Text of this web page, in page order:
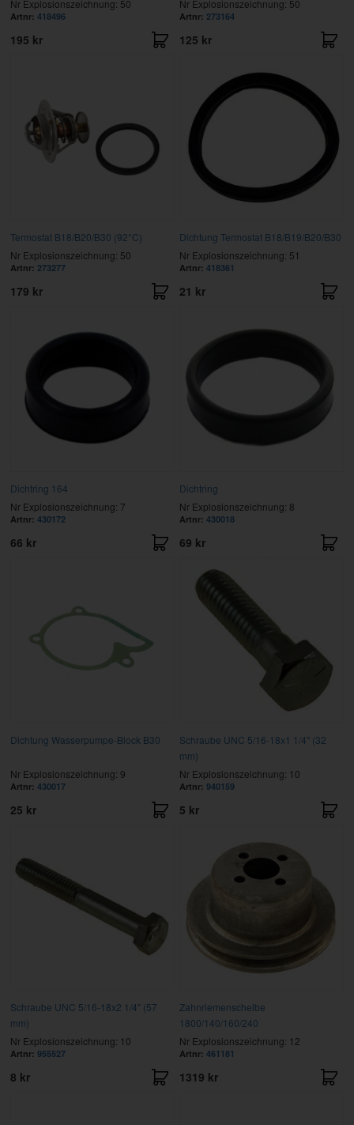
Nr Explosionszeichnung: 50
Artnr: 418496
195 kr
Nr Explosionszeichnung: 50
Artnr: 273164
125 kr
Termostat B18/B20/B30 (92°C)
Nr Explosionszeichnung: 50
Artnr: 273277
179 kr
Dichtung Termostat B18/B19/B20/B30
Nr Explosionszeichnung: 51
Artnr: 418361
21 kr
Dichtring 164
Nr Explosionszeichnung: 7
Artnr: 430172
66 kr
Dichtring
Nr Explosionszeichnung: 8
Artnr: 430018
69 kr
Dichtung Wasserpumpe-Block B30
Nr Explosionszeichnung: 9
Artnr: 430017
25 kr
Schraube UNC 5/16-18x1 1/4" (32
mm)
Nr Explosionszeichnung: 10
Artnr: 940159
5 kr
Schraube UNC 5/16-18x2 1/4" (57
mm)
Nr Explosionszeichnung: 10
Artnr: 955527
8 kr
Zahnriemenscheibe
1800/140/160/240
Nr Explosionszeichnung: 12
Artnr: 461181
1319 kr